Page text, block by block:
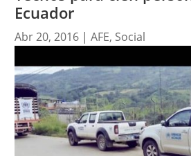
Ecuador
Abr 20, 2016| AFE, Social